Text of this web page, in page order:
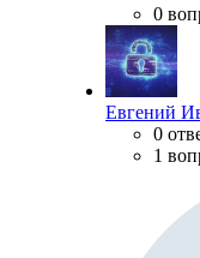
0
Евгений
0
1